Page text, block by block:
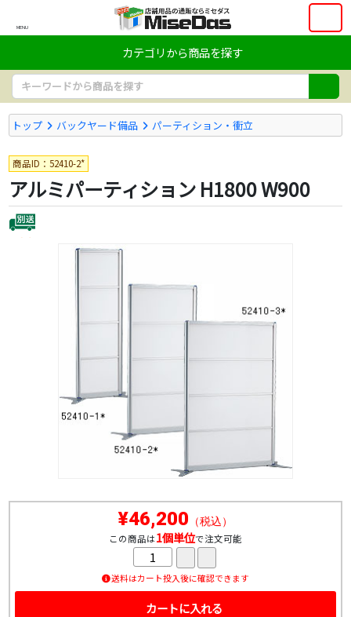
MENU
カテゴリから商品を探す
トップ バックヤード備品 パーティション・衝立
商品ID：52410-2*
アルミパーティション H1800 W900
¥46,200 （税込）
この商品は1個単位で注文可能
送料はカート投入後に確認できます
カートに入れる